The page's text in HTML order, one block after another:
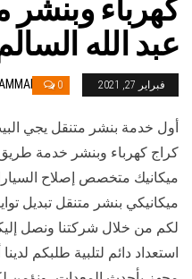
كهرباء وبنشر
عبد الله
فبراير 27, 2021 0
أول خدمة بنشر متنقل يجي
كراج كهرباء وبنشر خدمة
ميكانيك متخصص إصلاح
ميكانيكي بنشر متنقل تبديل
لكم من خلال شركتنا ونصل
استعداد دائم لتلبية طلبكم